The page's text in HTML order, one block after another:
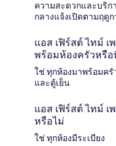
ความสะดวกและบริก
กลางแจ้งเปิดตามฤดู
แอส เฟิร์สต์ ไทม์
พร้อมห้องครัวหรื
ใช่ ทุกห้องมาพร้อมค
และตู้เย็น
แอส เฟิร์สต์ ไทม์
หรือไม่
ใช่ ทุกห้องมีระเบียง